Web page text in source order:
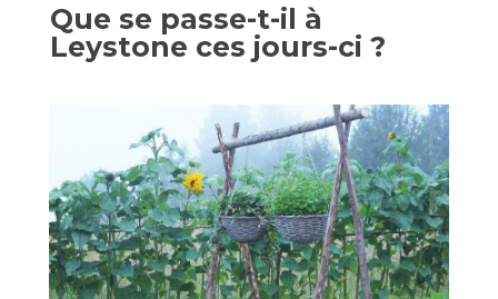
Que se passe-t-il à
Leystone ces jours-ci ?